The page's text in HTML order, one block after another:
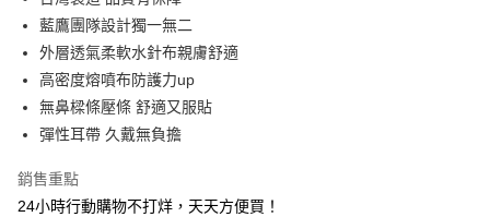
AFTEE先享後付
相關說明
【關於「AFTEE先享後付」】
AFTEE先享後付是「在收到商品之後才付款」的支付方式。 讓您購物簡單
便利好安心！
１．簡單：不需註冊會員、不需綁卡、不需儲值。
３．安心：先確認商品／服務後，再付款。
ATM付款
全家取貨付款
藍鷹團隊設計獨一無二
外層透氣柔軟水針布親膚舒適
高密度熔噴布防護力up
無鼻樑條壓條 舒適又服貼
彈性耳帶 久戴無負擔
銷售重點
24小時行動購物不打烊，天天方便買！